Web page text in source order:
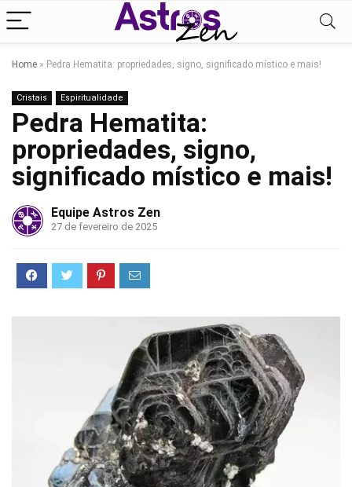
Home » Pedra Hematita: propriedades, signo, significado místico e mais!
Cristais Espiritualidade
Pedra Hematita:
propriedades, signo,
significado místico e mais!
Equipe Astros Zen
27 de fevereiro de 2025